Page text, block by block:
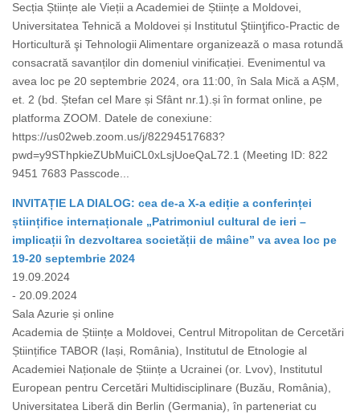
Secția Științe ale Vieții a Academiei de Științe a Moldovei,
Universitatea Tehnică a Moldovei și Institutul Ştiinţifico-Practic de
Horticultură şi Tehnologii Alimentare organizează o masa rotundă
consacrată savanților din domeniul vinificației. Evenimentul va
avea loc pe 20 septembrie 2024, ora 11:00, în Sala Mică a AȘM,
et. 2 (bd. Ștefan cel Mare și Sfânt nr.1).și în format online, pe
platforma ZOOM. Datele de conexiune:
https://us02web.zoom.us/j/82294517683?
pwd=y9SThpkieZUbMuiCL0xLsjUoeQaL72.1 (Meeting ID: 822
9451 7683 Passcode...
INVITAȚIE LA DIALOG: cea de-a X-a ediție a conferinței
științifice internaționale „Patrimoniul cultural de ieri –
implicații în dezvoltarea societății de mâine” va avea loc pe
19-20 septembrie 2024
19.09.2024
- 20.09.2024
Sala Azurie și online
Academia de Științe a Moldovei, Centrul Mitropolitan de Cercetări
Științifice TABOR (Iași, România), Institutul de Etnologie al
Academiei Naționale de Științe a Ucrainei (or. Lvov), Institutul
European pentru Cercetări Multidisciplinare (Buzău, România),
Universitatea Liberă din Berlin (Germania), în parteneriat cu